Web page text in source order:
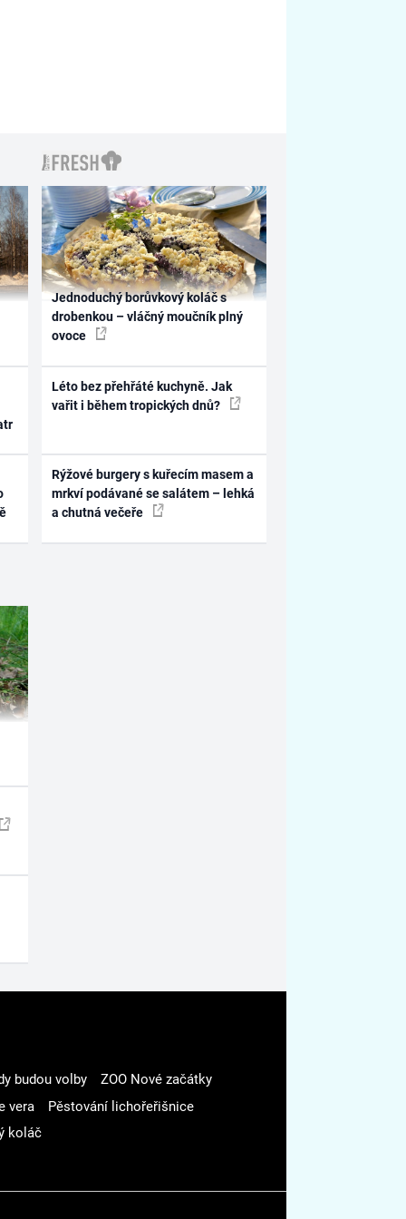
Jednoduchý borůvkový koláč s
drobenkou – vláčný moučník plný
ovoce
Léto bez přehřáté kuchyně. Jak
vařit i během tropických dnů?
Rýžové burgery s kuřecím masem a
mrkví podávané se salátem – lehká
a chutná večeře
budou volby
ZOO Nové začátky
vera
Pěstování lichořeřišnice
koláč